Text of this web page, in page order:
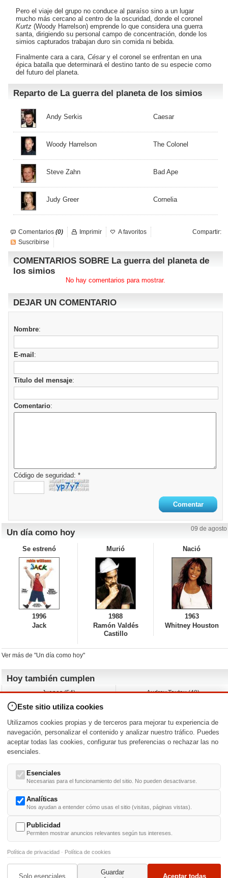
Pero el viaje del grupo no conduce al paraíso sino a un lugar
mucho más cercano al centro de la oscuridad, donde el coronel
Kurtz (Woody Harrelson) emprende lo que considera una guerra
santa, dirigiendo su personal campo de concentración, donde los
simios capturados trabajan duro sin comida ni bebida.
Finalmente cara a cara, César y el coronel se enfrentan en una
épica batalla que determinará el destino tanto de su especie como
del futuro del planeta.
Reparto de La guerra del planeta de los simios
Andy Serkis Caesar
Woody Harrelson The Colonel
Steve Zahn Bad Ape
Judy Greer Cornelia
Comentarios (0) Compartir:
Imprimir
A favoritos
Suscribirse
COMENTARIOS SOBRE La guerra del planeta de
los simios
No hay comentarios para mostrar.
DEJAR UN COMENTARIO
Nombre:
E-mail :
Titulo del mensaje:
Comentario:
Código de seguridad: *
Un día como hoy 09 de agosto
Se estrenó
1996
Jack
Murió
1988
Ramón Valdés
Castillo
Nació
1963
Whitney Houston
Ver más de "Un día como hoy"
Hoy también cumplen
Juanes (54)
Jessica Capshaw (50)
Sam Elliott (82)
Jarvis Hayes (45)
Audrey Tautou (48)
The Edge (65)
Anna Kendrick (41)
Nacimientos y estrenos en la fecha
DD/MM /
-U- V- W- X - -
© 1999-2014. Todos los derechos reservados.Condiciones de uso
Este sitio utiliza cookies
Utilizamos cookies propias y de terceros para mejorar tu experiencia de
navegación, personalizar el contenido y analizar nuestro tráfico. Puedes
aceptar todas las cookies, configurar tus preferencias o rechazar las no
esenciales.
Esenciales
Necesarias para el funcionamiento del sitio. No pueden desactivarse.
Analíticas
Nos ayudan a entender cómo usas el sitio (visitas, páginas vistas).
Publicidad
Permiten mostrar anuncios relevantes según tus intereses.
Política de privacidad · Política de cookies
Solo esenciales
Guardar
Aceptar todas